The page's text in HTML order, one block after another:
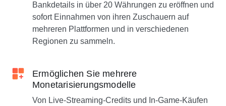
Bankdetails in über 20 Währungen zu eröffnen und
sofort Einnahmen von ihren Zuschauern auf
mehreren Plattformen und in verschiedenen
Regionen zu sammeln.
Ermöglichen Sie mehrere
Monetarisierungsmodelle
Von Live-Streaming-Credits und In-Game-Käufen